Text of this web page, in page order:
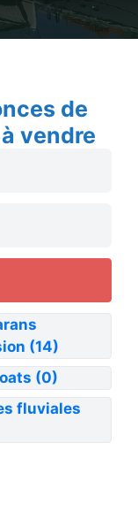
de
vendre
(14)
(0)
fluviales